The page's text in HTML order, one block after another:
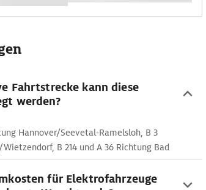
Fahrtstrecke kann diese
werden?
Hannover/Seevetal-Ramelsloh, B 3
B 214 und A 36 Richtung Bad
für Elektrofahrzeuge